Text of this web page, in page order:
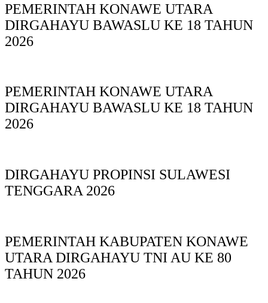
PEMERINTAH KONAWE UTARA
DIRGAHAYU BAWASLU KE 18 TAHUN
2026
PEMERINTAH KONAWE UTARA
DIRGAHAYU BAWASLU KE 18 TAHUN
2026
DIRGAHAYU PROPINSI SULAWESI
TENGGARA 2026
PEMERINTAH KABUPATEN KONAWE
UTARA DIRGAHAYU TNI AU KE 80
TAHUN 2026